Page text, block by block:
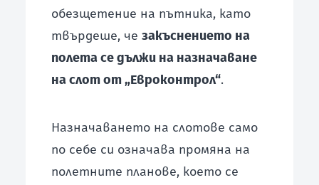
обезщетение на пътника, като
твърдеше, че закъснението на
полета се дължи на назначаване
на слот от „Евроконтрол“.
Назначаването на слотове само
по себе си означава промяна на
полетните планове, което се